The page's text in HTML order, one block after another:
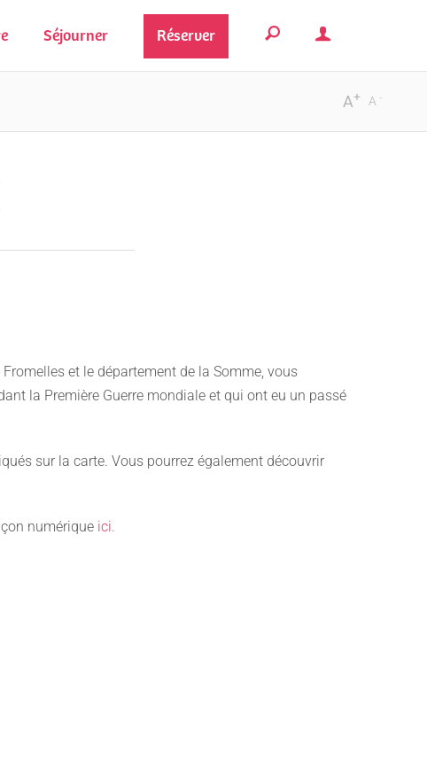
Séjourner Réserver
-
A
+
A
et le département de la Somme, vous
la Première Guerre mondiale et qui ont eu un passé
sur la carte. Vous pourrez également découvrir
numérique ici.